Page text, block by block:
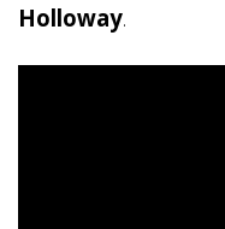
Holloway.